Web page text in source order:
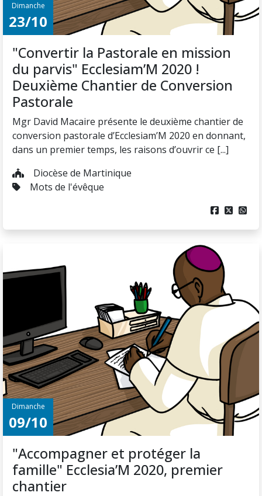
Dimanche
23/10
"Convertir la Pastorale en mission
du parvis" Ecclesiam’M 2020 !
Deuxième Chantier de Conversion
Pastorale
Mgr David Macaire présente le deuxième chantier de
conversion pastorale d’Ecclesiam’M 2020 en donnant,
dans un premier temps, les raisons d’ouvrir ce [...]
Diocèse de Martinique
Mots de l'évêque
  
Dimanche
09/10
"Accompagner et protéger la
famille" Ecclesia’M 2020, premier
chantier